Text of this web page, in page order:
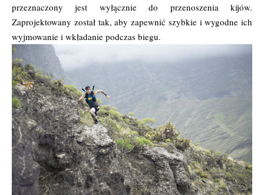
przeznaczony jest wyłącznie do przenoszenia kijów.
Zaprojektowany został tak, aby zapewnić szybkie i wygodne ich
wyjmowanie i wkładanie podczas biegu.